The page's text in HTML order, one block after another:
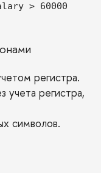
> 60000
регистра.
учета регистра,
символов.